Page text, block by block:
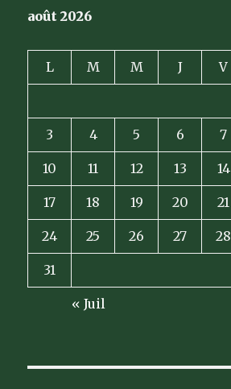
août 2026
L M M J V
3 4 5 6 7
10 11 12 13 14
17 18 19 20 21
24 25 26 27 28
31
« Juil